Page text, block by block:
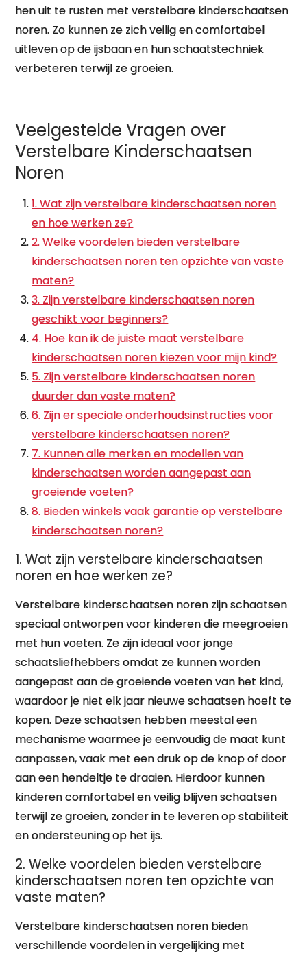
hen uit te rusten met verstelbare kinderschaatsen
noren. Zo kunnen ze zich veilig en comfortabel
uitleven op de ijsbaan en hun schaatstechniek
verbeteren terwijl ze groeien.
Veelgestelde Vragen over
Verstelbare Kinderschaatsen
Noren
1. Wat zijn verstelbare kinderschaatsen noren
en hoe werken ze?
2. Welke voordelen bieden verstelbare
kinderschaatsen noren ten opzichte van vaste
maten?
3. Zijn verstelbare kinderschaatsen noren
geschikt voor beginners?
4. Hoe kan ik de juiste maat verstelbare
kinderschaatsen noren kiezen voor mijn kind?
5. Zijn verstelbare kinderschaatsen noren
duurder dan vaste maten?
6. Zijn er speciale onderhoudsinstructies voor
verstelbare kinderschaatsen noren?
7. Kunnen alle merken en modellen van
kinderschaatsen worden aangepast aan
groeiende voeten?
8. Bieden winkels vaak garantie op verstelbare
kinderschaatsen noren?
1. Wat zijn verstelbare kinderschaatsen
noren en hoe werken ze?
Verstelbare kinderschaatsen noren zijn schaatsen
speciaal ontworpen voor kinderen die meegroeien
met hun voeten. Ze zijn ideaal voor jonge
schaatsliefhebbers omdat ze kunnen worden
aangepast aan de groeiende voeten van het kind,
waardoor je niet elk jaar nieuwe schaatsen hoeft te
kopen. Deze schaatsen hebben meestal een
mechanisme waarmee je eenvoudig de maat kunt
aanpassen, vaak met een druk op de knop of door
aan een hendeltje te draaien. Hierdoor kunnen
kinderen comfortabel en veilig blijven schaatsen
terwijl ze groeien, zonder in te leveren op stabiliteit
en ondersteuning op het ijs.
2. Welke voordelen bieden verstelbare
kinderschaatsen noren ten opzichte van
vaste maten?
Verstelbare kinderschaatsen noren bieden
verschillende voordelen in vergelijking met